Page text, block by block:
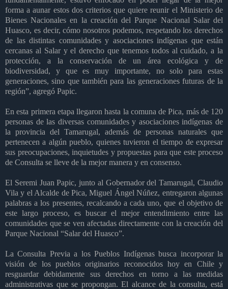
forma a aunar estos dos criterios que quiere reunir el Ministerio de
Bienes Nacionales en la creación del Parque Nacional Salar del
Huasco, es decir, cómo nosotros podemos, respetando los derechos
de las distintas comunidades y asociaciones indígenas que están
cercanas al Salar y el derecho que tenemos todos al cuidado, a la
protección, a la conservación de un área ecológica y de
biodiversidad, y que es muy importante, no solo para estas
generaciones, sino que también para las generaciones futuras de la
región”, agregó Papic.
En esta primera etapa llegaron hasta la comuna de Pica, más de 120
personas de las diversas comunidades y asociaciones indígenas de
la provincia del Tamarugal, además de personas naturales que
pertenecen a algún pueblo, quienes tuvieron el tiempo de expresar
sus preocupaciones, inquietudes y propuestas para que este proceso
de Consulta se lleve de la mejor manera y en consenso.
El Seremi Juan Papic, junto al Gobernador del Tamarugal, Claudio
Vila y el Alcalde de Pica, Miguel Ángel Núñez, entregaron algunas
palabras a los presentes, recalcando a cada uno, que el objetivo de
este largo proceso, es buscar el mejor entendimiento entre las
comunidades que se ven afectadas directamente con la creación del
Parque Nacional “Salar del Huasco”.
La Consulta Previa a los Pueblos Indígenas busca incorporar la
visión de los pueblos originarios reconocidos hoy en Chile y
resguardar debidamente sus derechos en torno a las medidas
administrativas que se propongan. El alcance de la consulta, está